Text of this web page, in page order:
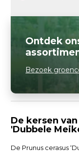
Ontdek
Bezoek
De kersen
'Dubbele
De Prunus cerasus